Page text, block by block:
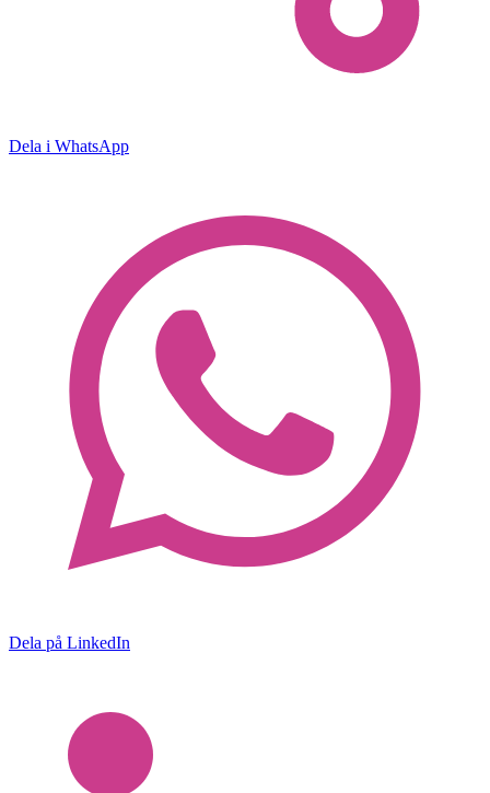
Dela i WhatsApp
Dela på LinkedIn